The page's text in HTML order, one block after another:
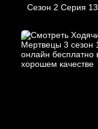
Сезон 2 Серия 13